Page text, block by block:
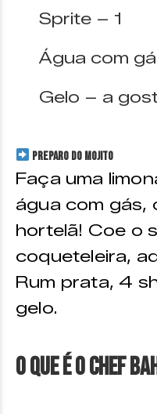
Sprite – 1
Água com
Gelo – a
PREPARO DO MOJITO
Faça uma
água com gás,
hortelã! Coe o
coqueteleira,
Rum prata, 4
gelo.
O que é o Chef